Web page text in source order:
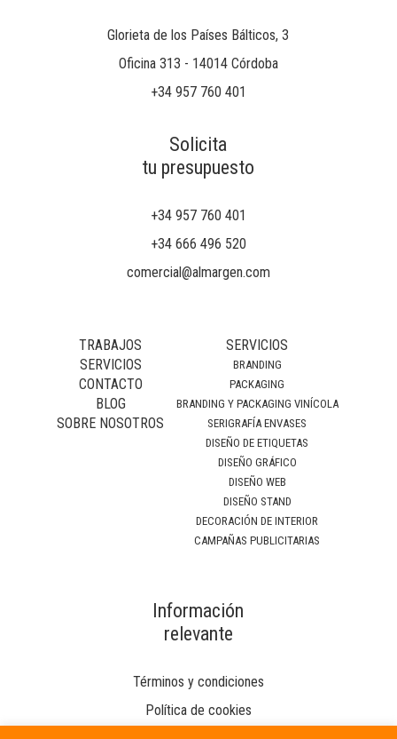
Glorieta de los Países Bálticos, 3
Oficina 313 - 14014 Córdoba
+34 957 760 401
Solicita
tu presupuesto
+34 957 760 401
+34 666 496 520
comercial@almargen.com
TRABAJOS
SERVICIOS
CONTACTO
BLOG
SOBRE NOSOTROS
SERVICIOS
BRANDING
PACKAGING
BRANDING Y PACKAGING VINÍCOLA
SERIGRAFÍA ENVASES
DISEÑO DE ETIQUETAS
DISEÑO GRÁFICO
DISEÑO WEB
DISEÑO STAND
DECORACIÓN DE INTERIOR
CAMPAÑAS PUBLICITARIAS
Información
relevante
Términos y condiciones
Política de cookies